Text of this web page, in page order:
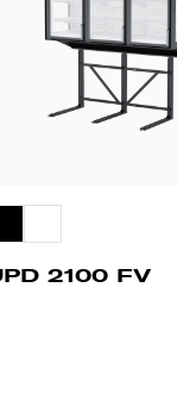
2100 FV